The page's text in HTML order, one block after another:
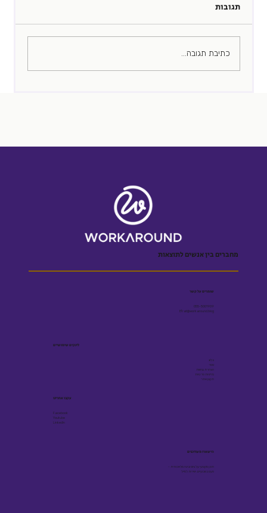
להתחיל ב-למה!
תגובות
כתיבת תגובה...
מחברים בין אנשים לתוצאות
שומרים על קשר
055-5001909
Efrat@workaround.blog
לינקים שימושיים
בלוג
ספר
הצהרת נגישות
מדיניות פרטיות
תקנון אתר
עקבו אחרינו
Facebook
Youtube
Linkedin
הישארו מעודכנים
תוכן מקצועי על גיוס ובינה מלאכותית -
פעם בשבועיים, ישירות למייל